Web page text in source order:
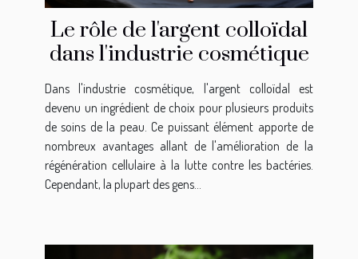
Le rôle de l'argent colloïdal
dans l'industrie cosmétique
Dans l'industrie cosmétique, l'argent colloïdal est
devenu un ingrédient de choix pour plusieurs produits
de soins de la peau. Ce puissant élément apporte de
nombreux avantages allant de l'amélioration de la
régénération cellulaire à la lutte contre les bactéries.
Cependant, la plupart des gens...